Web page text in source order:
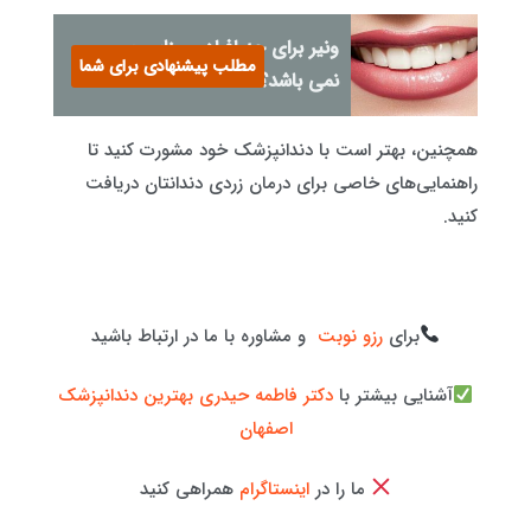
ونیر برای چه افرادی مناسب
نمی باشد؟مطلب پیشنهادی برای شما
همچنین، بهتر است با دندانپزشک خود مشورت کنید تا
راهنمایی‌های خاصی برای درمان زردی دندانتان دریافت
کنید.
برای رزو نوبت و مشاوره با ما در ارتباط باشید
آشنایی بیشتر بادکتر فاطمه حیدری بهترین دندانپزشک
اصفهان
ما را دراینستاگرامهمراهی کنید